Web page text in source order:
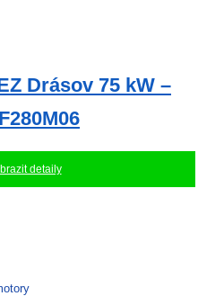
Drásov 75 kW –
detaily